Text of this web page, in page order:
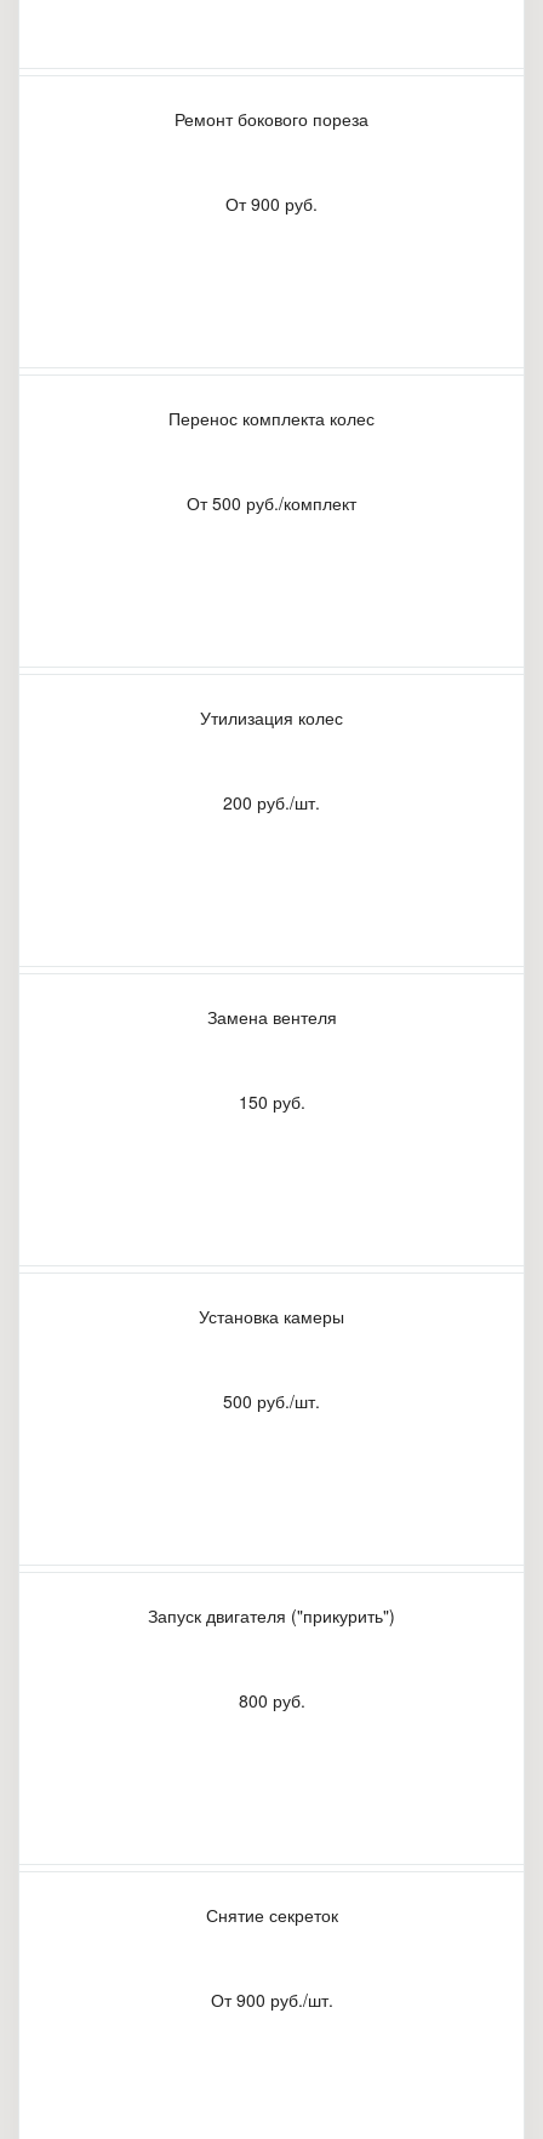
Ремонт бокового пореза
От 900 руб.
Перенос комплекта колес
От 500 руб./комплект
Утилизация колес
200 руб./шт.
Замена вентеля
150 руб.
Установка камеры
500 руб./шт.
Запуск двигателя ("прикурить")
800 руб.
Снятие секреток
От 900 руб./шт.